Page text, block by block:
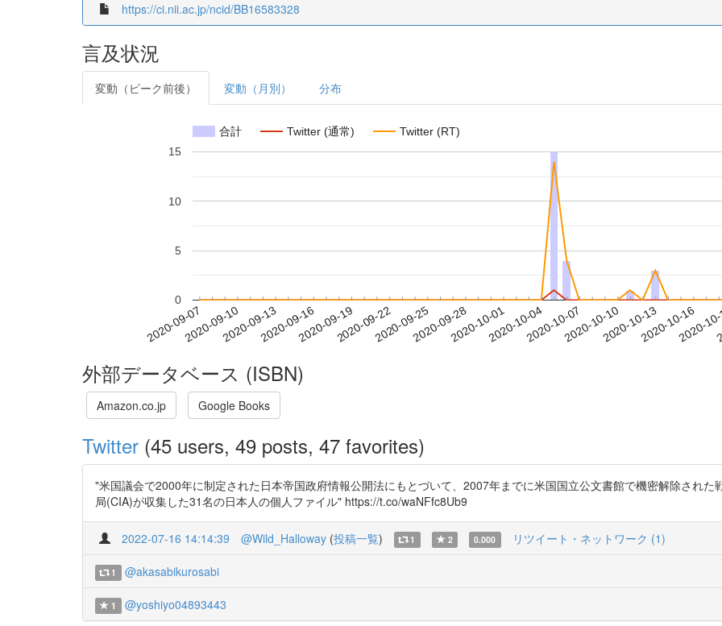
https://ci.nii.ac.jp/ncid/BB16583328
言及状況
変動（ピーク前後） 変動（月別） 分布
合計 Twitter (通常) Twitter (RT)
2020-09-072020-09-102020-09-132020-09-162020-09-192020-09-222020-09-252020-09-282020-10-012020-10-042020-10-072020-10-102020-10-132020-10-16
2020-
0
5
10
15
外部データベース (ISBN)
Amazon.co.jp Google Books
Twitter (45 users, 49 posts, 47 favorites)
"米国議会で2000年に制定された日本帝国政府情報公開法にもとづいて、2007年までに米国国立公文書館で機密解除され
局(CIA)が収集した31名の日本人の個人ファイル" https://t.co/waNFfc8Ub9
2022-07-16 14:14:39 @Wild_Halloway (投稿一覧) 1 2 0.000 リツイート・ネットワーク (1)
1 @akasabikurosabi
1 @yoshiyo04893443